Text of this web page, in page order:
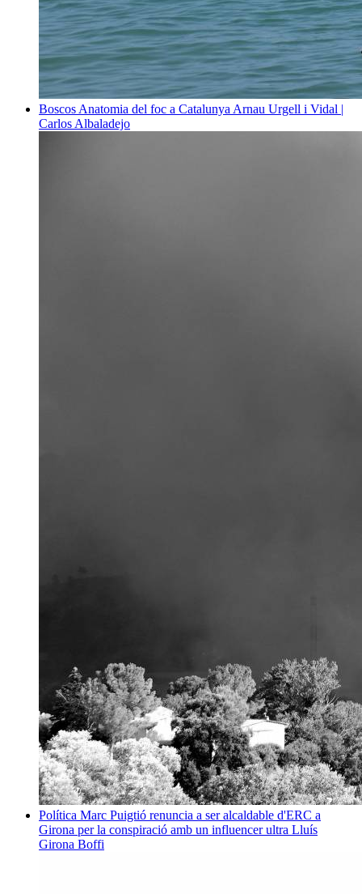
Boscos Anatomia del foc a Catalunya Arnau Urgell i Vidal |
Carlos Albaladejo
Política Marc Puigtió renuncia a ser alcaldable d'ERC a
Girona per la conspiració amb un influencer ultra Lluís
Girona Boffi